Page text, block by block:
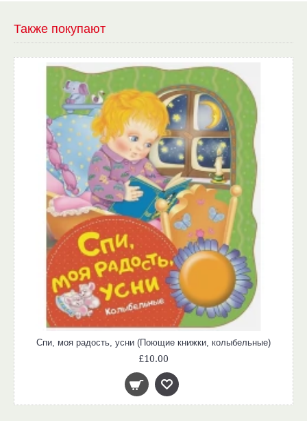
Также покупают
Спи, моя радость, усни (Поющие книжки, колыбельные)
£10.00